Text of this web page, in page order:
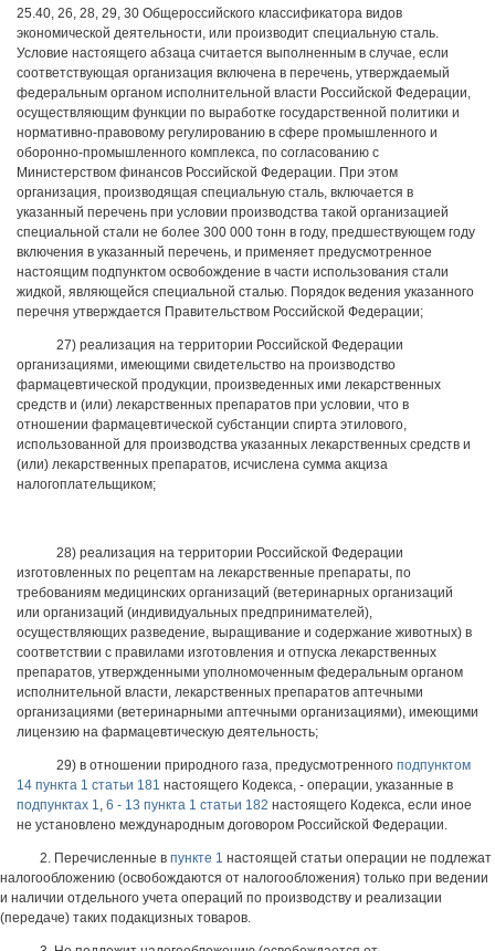
25.40, 26, 28, 29, 30 Общероссийского классификатора видов
экономической деятельности, или производит специальную сталь.
Условие настоящего абзаца считается выполненным в случае, если
соответствующая организация включена в перечень, утверждаемый
федеральным органом исполнительной власти Российской Федерации,
осуществляющим функции по выработке государственной политики и
нормативно-правовому регулированию в сфере промышленного и
оборонно-промышленного комплекса, по согласованию с
Министерством финансов Российской Федерации. При этом
организация, производящая специальную сталь, включается в
указанный перечень при условии производства такой организацией
специальной стали не более 300 000 тонн в году, предшествующем году
включения в указанный перечень, и применяет предусмотренное
настоящим подпунктом освобождение в части использования стали
жидкой, являющейся специальной сталью. Порядок ведения указанного
перечня утверждается Правительством Российской Федерации;
27) реализация на территории Российской Федерации
организациями, имеющими свидетельство на производство
фармацевтической продукции, произведенных ими лекарственных
средств и (или) лекарственных препаратов при условии, что в
отношении фармацевтической субстанции спирта этилового,
использованной для производства указанных лекарственных средств и
(или) лекарственных препаратов, исчислена сумма акциза
налогоплательщиком;
28) реализация на территории Российской Федерации
изготовленных по рецептам на лекарственные препараты, по
требованиям медицинских организаций (ветеринарных организаций
или организаций (индивидуальных предпринимателей),
осуществляющих разведение, выращивание и содержание животных) в
соответствии с правилами изготовления и отпуска лекарственных
препаратов, утвержденными уполномоченным федеральным органом
исполнительной власти, лекарственных препаратов аптечными
организациями (ветеринарными аптечными организациями), имеющими
лицензию на фармацевтическую деятельность;
29) в отношении природного газа, предусмотренного подпунктом
14 пункта 1 статьи 181 настоящего Кодекса, - операции, указанные в
подпунктах 1, 6 - 13 пункта 1 статьи 182 настоящего Кодекса, если иное
не установлено международным договором Российской Федерации.
2. Перечисленные в пункте 1 настоящей статьи операции не подлежат
налогообложению (освобождаются от налогообложения) только при ведении
и наличии отдельного учета операций по производству и реализации
(передаче) таких подакцизных товаров.